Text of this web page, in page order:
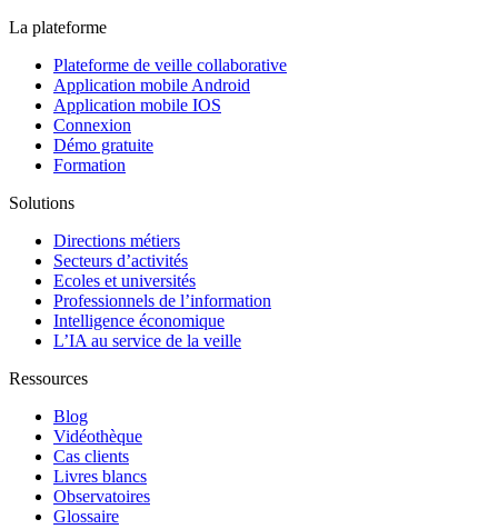
La plateforme
Plateforme de veille collaborative
Application mobile Android
Application mobile IOS
Connexion
Démo gratuite
Formation
Solutions
Directions métiers
Secteurs d’activités
Ecoles et universités
Professionnels de l’information
Intelligence économique
L’IA au service de la veille
Ressources
Blog
Vidéothèque
Cas clients
Livres blancs
Observatoires
Glossaire